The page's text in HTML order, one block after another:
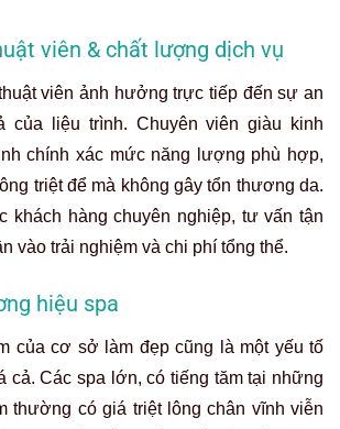
viên & chất lượng dịch vụ
viên ảnh hưởng trực tiếp đến sự an
của liệu trình. Chuyên viên giàu kinh
chính xác mức năng lượng phù hợp,
triệt để mà không gây tổn thương da.
khách hàng chuyên nghiệp, tư vấn tận
vào trải nghiệm và chi phí tổng thể.
hiệu spa
của cơ sở làm đẹp cũng là một yếu tố
cả. Các spa lớn, có tiếng tăm tại những
thường có giá triệt lông chân vĩnh viễn